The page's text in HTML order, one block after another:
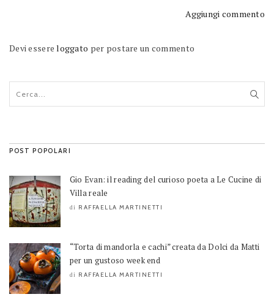
Aggiungi commento
Devi essereloggato per postare un commento
POST POPOLARI
Gio Evan: il reading del curioso poeta a Le Cucine di
Villa reale
di RAFFAELLA MARTINETTI
“Torta di mandorla e cachi” creata da Dolci da Matti
per un gustoso week end
di RAFFAELLA MARTINETTI